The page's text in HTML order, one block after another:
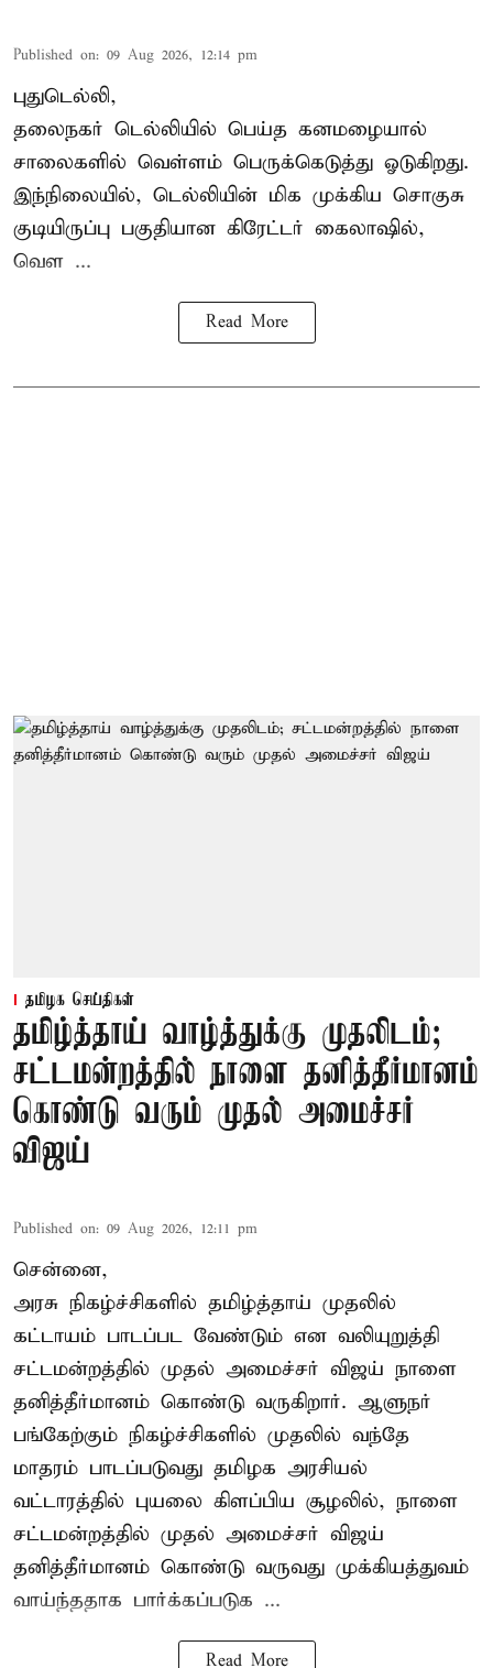
Published on: 09 Aug 2026, 12:14 pm
புதுடெல்லி,
தலைநகர் டெல்லியில் பெய்த கனமழையால்
சாலைகளில் வெள்ளம் பெருக்கெடுத்து ஓடுகிறது.
இந்நிலையில், டெல்லியின் மிக முக்கிய சொகுசு
குடியிருப்பு பகுதியான கிரேட்டர் கைலாஷில்,
வெள ...
Read More
தமிழக செய்திகள்
தமிழ்த்தாய் வாழ்த்துக்கு முதலிடம்;
சட்டமன்றத்தில் நாளை தனித்தீர்மானம்
கொண்டு வரும் முதல் அமைச்சர்
விஜய்
Published on: 09 Aug 2026, 12:11 pm
சென்னை,
அரசு நிகழ்ச்சிகளில் தமிழ்த்தாய் முதலில்
கட்டாயம் பாடப்பட வேண்டும் என வலியுறுத்தி
சட்டமன்றத்தில் முதல் அமைச்சர் விஜய் நாளை
தனித்தீர்மானம் கொண்டு வருகிறார். ஆளுநர்
பங்கேற்கும் நிகழ்ச்சிகளில் முதலில் வந்தே
மாதரம் பாடப்படுவது தமிழக அரசியல்
வட்டாரத்தில் புயலை கிளப்பிய சூழலில், நாளை
சட்டமன்றத்தில் முதல் அமைச்சர் விஜய்
தனித்தீர்மானம் கொண்டு வருவது முக்கியத்துவம்
வாய்ந்ததாக பார்க்கப்படுக ...
Read More